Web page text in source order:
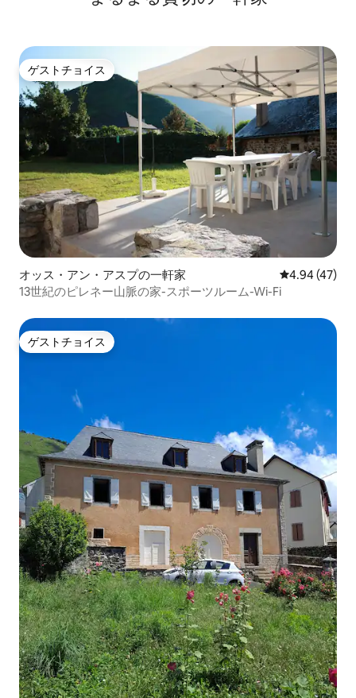
ゲストチョイス
ゲストチョイス
オッス・アン・アスプの一軒家 レビュー47
4.94 (47)
13世紀のピレネー山脈の家-スポーツルーム-Wi-Fi
ゲストチョイス
ゲストチョイス